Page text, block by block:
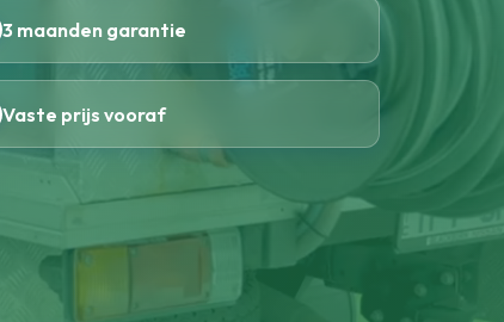
3 maanden garantie
Vaste prijs vooraf